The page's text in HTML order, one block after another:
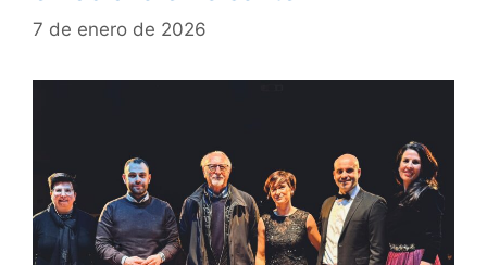
7 de enero de 2026